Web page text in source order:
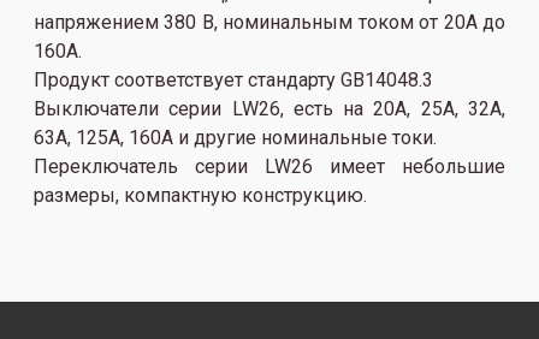
напряжением 380 В, номинальным током от 20А до
160А.
Продукт соответствует стандарту GB14048.3
Выключатели серии LW26, есть на 20A, 25A, 32A,
63A, 125A, 160A и другие номинальные токи.
Переключатель серии LW26 имеет небольшие
размеры, компактную конструкцию.